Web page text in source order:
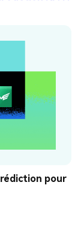
pour